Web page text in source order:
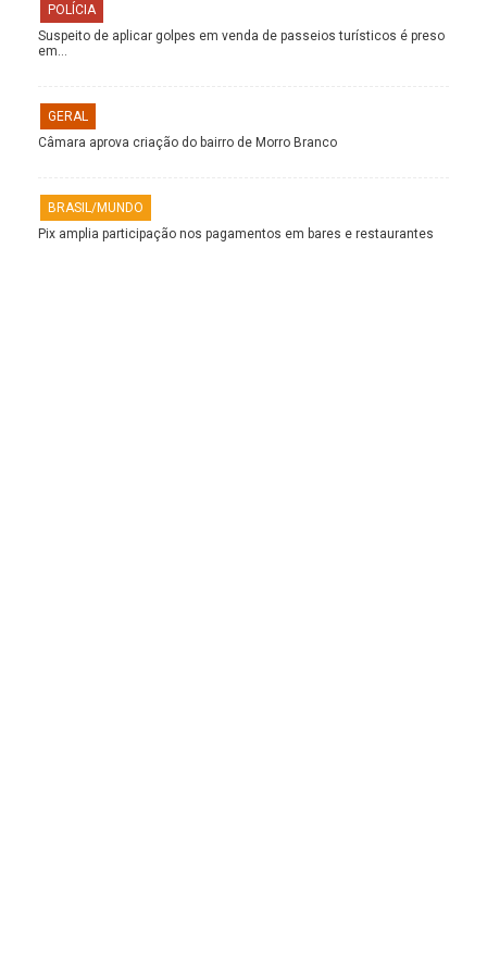
POLÍCIA
Suspeito de aplicar golpes em venda de passeios turísticos é preso
em…
GERAL
Câmara aprova criação do bairro de Morro Branco
BRASIL/MUNDO
Pix amplia participação nos pagamentos em bares e restaurantes